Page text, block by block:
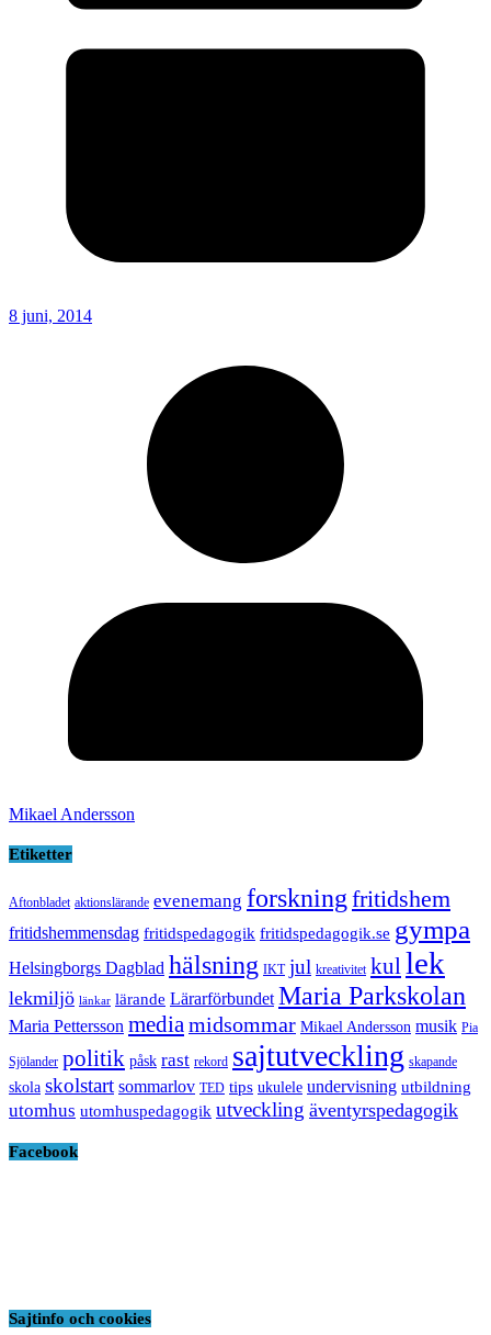
8 juni, 2014
Mikael Andersson
Etiketter
Aftonbladet aktionslärande evenemang forskning fritidshem
fritidshemmensdag fritidspedagogik fritidspedagogik.se gympa
Helsingborgs Dagblad hälsning IKT jul kreativitet kul lek
lekmiljö länkar lärande Lärarförbundet Maria Parkskolan
Maria Pettersson media midsommar Mikael Andersson musik Pia
Sjölander politik påsk rast rekord sajtutveckling skapande
skola skolstart sommarlov TED tips ukulele undervisning utbildning
utomhus utomhuspedagogik utveckling äventyrspedagogik
Facebook
Sajtinfo och cookies